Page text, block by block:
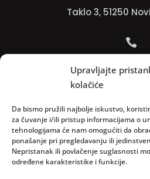
Upravljajte
kolačiće
Da bismo pružili najbolje iskustvo,
za čuvanje i/ili pristup informacijama o
tehnologijama će nam omogućiti da
ponašanje pri pregledavanju ili
Nepristanak ili povlačenje suglasnosti
određene karakteristike i funkcije.
Taklo 3, 51250

Jadranko +385
